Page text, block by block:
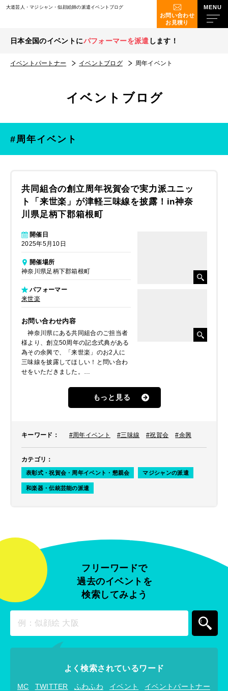
大道芸人・マジシャン・似顔絵師の派遣イベントブログ
お問い合わせ
お見積り
日本全国のイベントにパフォーマーを派遣 します！
イベントパートナー イベントブログ 周年イベント
イベントブログ
#周年イベント
共同組合の創立周年祝賀会で実力派ユニッ
ト「来世楽」が津軽三味線を披露！in神奈
川県足柄下郡箱根町
開催日
2025年5月10日
開催場所
神奈川県足柄下郡箱根町
パフォーマー
来世楽
お問い合わせ内容
神奈川県にある共同組合のご担当者
様より、創立50周年の記念式典がある
為その余興で、「来世楽」のお2人に
三味線を披露してほしい！と問い合わ
せをいただきました。
ナーのHPをご覧になられ、是非お2人
もっと見る
キーワード ： #周年イベント #三味線 #祝賀会 #余興
カテゴリ ：
表彰式・祝賀会・周年イベント・懇親会 マジシャンの派遣
和楽器・伝統芸能の派遣
フリーワードで
過去のイベントを
検索してみよう
よく検索されているワード
MC TWITTER ふわふわ イベント
イベントパートナー